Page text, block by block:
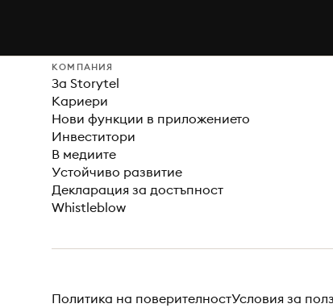
КОМПАНИЯ
За Storytel
Кариери
Нови функции в приложението
Инвеститори
В медиите
Устойчиво развитие
Декларация за достъпност
Whistleblow
Политика на поверителностУсловия за